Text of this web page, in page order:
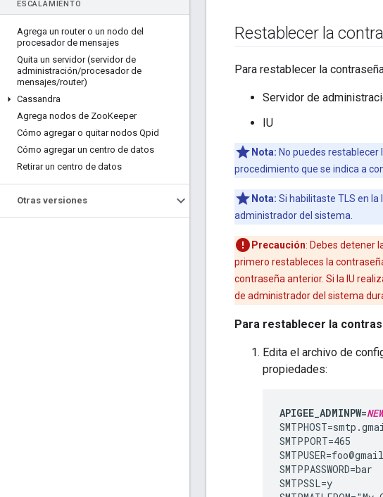
ESCALAMIENTO
Agrega un router o un nodo del
procesador de mensajes
Quita un servidor (servidor de
administración/procesador de
mensajes/router)
Cassandra
Agrega nodos de ZooKeeper
Cómo agregar o quitar nodos Qpid
Cómo agregar un centro de datos
Retirar un centro de datos
Otras versiones
Restablecer la
Para restablecer la
Servidor de
IU
Nota: No puedes restablecer
procedimiento que se indica a
Nota: Si habilitaste TLS en la
administrador del sistema.
Precaución: Debes detener
primero restableces la
contraseña anterior. Si la IU
de administrador del sistema
Para restablecer la
Edita el archivo de
propiedades:
APIGEE_ADMINPW=
SMTPPORT=465
SMTPPASSWORD=bar
SMTPSSL=y